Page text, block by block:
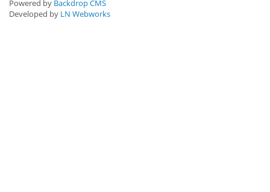
Powered by Backdrop CMS
Developed by LN Webworks